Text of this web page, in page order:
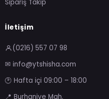
Sipariş Takip
İletişim
(0216) 557 07 98
✉ info@ytshisha.com
🕑 Hafta içi 09:00 – 18:00
📍 Burhaniye Mah.